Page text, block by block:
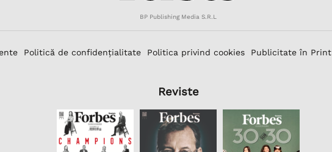
BP Publishing Media S.R.L
Politică de confidențialitate Politica privind cookies Publicitate în Print
Reviste